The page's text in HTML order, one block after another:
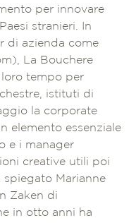
per innovare
stranieri. In
di azienda come
La Bouchere
tempo per
istituti di
la corporate
elemento essenziale
e i manager
creative utili poi
spiegato Marianne
Zaken di
in otto anni ha